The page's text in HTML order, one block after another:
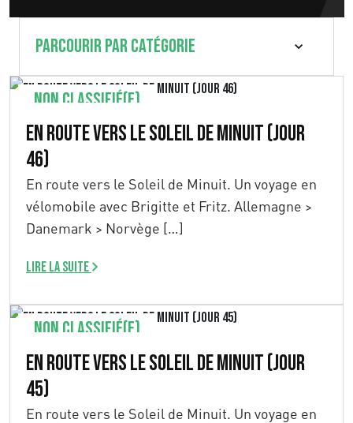
Non classifié(e)
En route vers le Soleil de Minuit (Jour
46)
En route vers le Soleil de Minuit. Un voyage en
vélomobile avec Brigitte et Fritz. Allemagne >
Danemark > Norvège […]
Lire la suite
Non classifié(e)
En route vers le Soleil de Minuit (Jour
45)
En route vers le Soleil de Minuit. Un voyage en